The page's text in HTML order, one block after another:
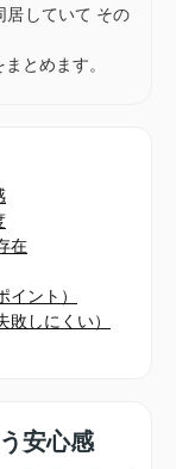
居していて その
とめます。
在
ント）
しにくい）
安心感